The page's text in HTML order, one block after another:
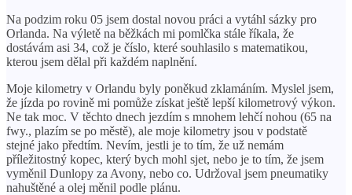
Na podzim roku 05 jsem dostal novou práci a vytáhl sázky pro
Orlanda. Na výletě na běžkách mi pomlčka stále říkala, že
dostávám asi 34, což je číslo, které souhlasilo s matematikou,
kterou jsem dělal při každém naplnění.
Moje kilometry v Orlandu byly poněkud zklamáním. Myslel jsem,
že jízda po rovině mi pomůže získat ještě lepší kilometrový výkon.
Ne tak moc. V těchto dnech jezdím s mnohem lehčí nohou (65 na
fwy., plazím se po městě), ale moje kilometry jsou v podstatě
stejné jako předtím. Nevím, jestli je to tím, že už nemám
příležitostný kopec, který bych mohl sjet, nebo je to tím, že jsem
vyměnil Dunlopy za Avony, nebo co. Udržoval jsem pneumatiky
nahuštěné a olej měnil podle plánu.